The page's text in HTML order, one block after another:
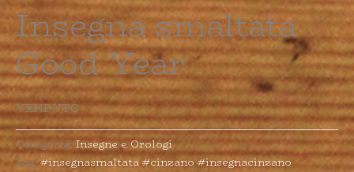
Insegna smaltata
Good Year
VENDUTO
Categoria:Insegne e Orologi
Tag:#insegnasmaltata #cinzano #insegnacinzano